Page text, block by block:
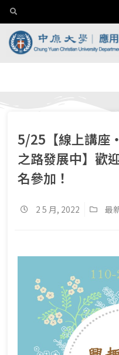
5/25【線上講座
之路發展中】歡
名參加！
2 5 月, 2022 最